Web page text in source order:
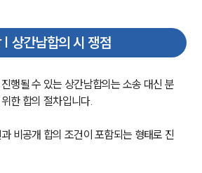
| 상간남합의 시 쟁점
행될 수 있는 상간남합의는 소송 대신 분
한 합의 절차입니다.
비공개 합의 조건이 포함되는 형태로 진